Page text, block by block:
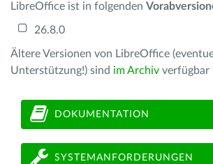
LibreOffice ist in folgenden
26.8.0
Ältere Versionen von LibreOffice
Unterstützung!) sind im Archiv verfügbar
DOKUMENTATION
SYSTEMANFORDERUNGEN